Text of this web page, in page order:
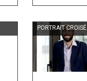
PORTRAIT CROISÉ